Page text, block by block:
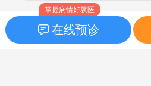
掌握病情好就医
在线预诊